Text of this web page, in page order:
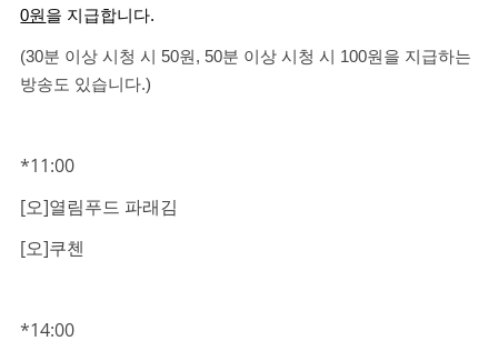
0원을 지급합니다.
(30분 이상 시청 시 50원, 50분 이상 시청 시 100원을 지급하는
방송도 있습니다.)
*11:00
[오]열림푸드 파래김
[오]쿠첸
*14:00